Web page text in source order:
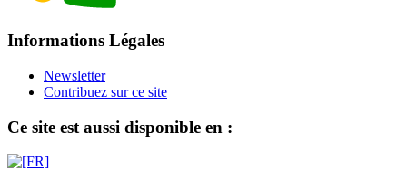
Informations Légales
Newsletter
Contribuez sur ce site
Ce site est aussi disponible en :